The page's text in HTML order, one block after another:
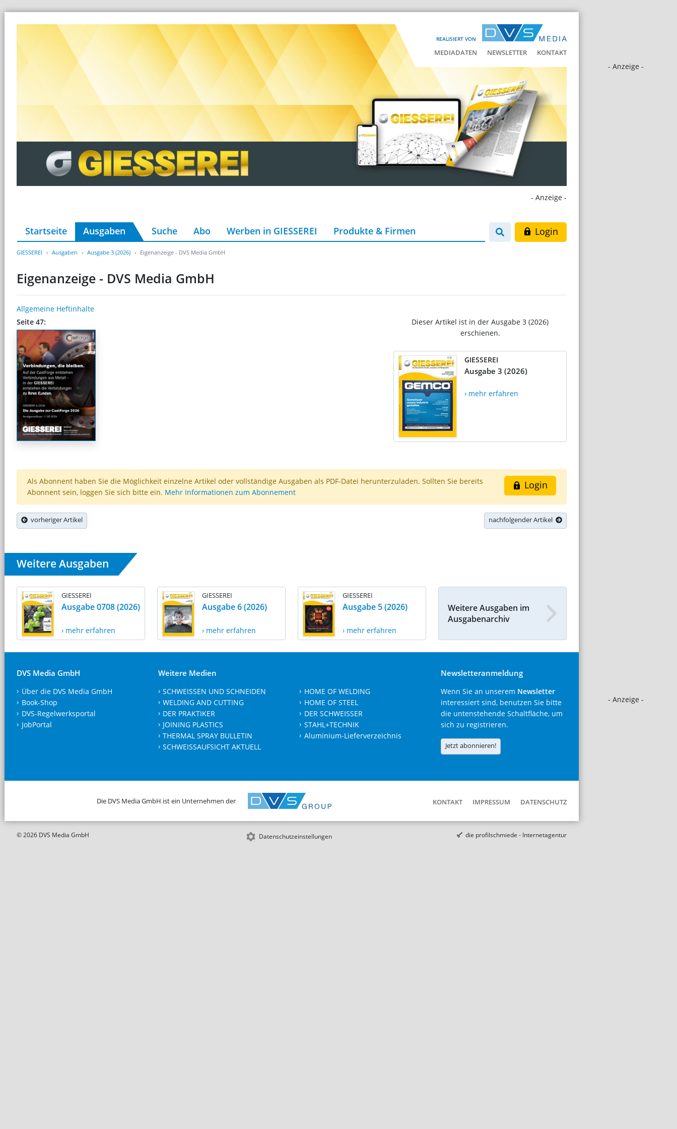
REALISIERT VON
MEDIADATEN NEWSLETTER KONTAKT
- Anzeige -
- Anzeige -
- Anzeige -
Startseite Ausgaben Suche Abo Werben in GIESSEREI Produkte & Firmen Login
GIESSEREI Ausgaben Ausgabe 3 (2026) Eigenanzeige - DVS Media GmbH
Eigenanzeige - DVS Media GmbH
Allgemeine Heftinhalte
Seite 47:
Dieser Artikel ist in der Ausgabe 3 (2026)
erschienen.
GIESSEREI
Ausgabe 3 (2026)
› mehr erfahren
Login
Als Abonnent haben Sie die Möglichkeit einzelne Artikel oder vollständige Ausgaben als PDF-Datei herunterzuladen. Sollten Sie bereits
Abonnent sein, loggen Sie sich bitte ein. Mehr Informationen zum Abonnement
vorheriger Artikel nachfolgender Artikel
Weitere Ausgaben
GIESSEREI
Ausgabe 0708 (2026)
› mehr erfahren
GIESSEREI
Ausgabe 6 (2026)
› mehr erfahren
GIESSEREI
Ausgabe 5 (2026)
› mehr erfahren
Weitere Ausgaben im
Ausgabenarchiv
DVS Media GmbH
Über die DVS Media GmbH
Book-Shop
DVS-Regelwerksportal
JobPortal
Weitere Medien
SCHWEISSEN UND SCHNEIDEN
WELDING AND CUTTING
DER PRAKTIKER
JOINING PLASTICS
THERMAL SPRAY BULLETIN
SCHWEISSAUFSICHT AKTUELL
HOME OF WELDING
HOME OF STEEL
DER SCHWEISSER
STAHL+TECHNIK
Aluminium-Lieferverzeichnis
Newsletteranmeldung
Wenn Sie an unserem Newsletter
interessiert sind, benutzen Sie bitte
die untenstehende Schaltfläche, um
sich zu registrieren.
Jetzt abonnieren!
Die DVS Media GmbH ist ein Unternehmen der KONTAKT IMPRESSUM DATENSCHUTZ
© 2026 DVS Media GmbH Datenschutzeinstellungen die profilschmiede - Internetagentur